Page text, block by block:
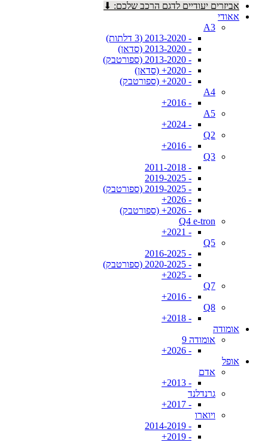
אביזרים יעודיים לדגם הרכב שלכם: ⬇
אאודי
A3
- 2013-2020 (3 דלתות)
- 2013-2020 (סדאן)
- 2013-2020 (ספורטבק)
- 2020+ (סדאן)
- 2020+ (ספורטבק)
A4
- 2016+
A5
- 2024+
Q2
- 2016+
Q3
- 2011-2018
- 2019-2025
- 2019-2025 (ספורטבק)
- 2026+
- 2026+ (ספורטבק)
Q4 e-tron
- 2021+
Q5
- 2016-2025
- 2020-2025 (ספורטבק)
- 2025+
Q7
- 2016+
Q8
- 2018+
אומודה
אומודה 9
- 2026+
אופל
אדם
- 2013+
גרנדלנד
- 2017+
ויוארו
- 2014-2019
- 2019+